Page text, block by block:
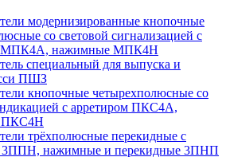
модернизированные кнопочные
со световой сигнализацией с
МПК4А, нажимные МПК4Н
специальный для выпуска и
ПШЗ
кнопочные четырехполюсные со
с арретиром ПКС4А,
ПКС4Н
трёхполюсные перекидные с
3ППН, нажимные и перекидные 3ПНП